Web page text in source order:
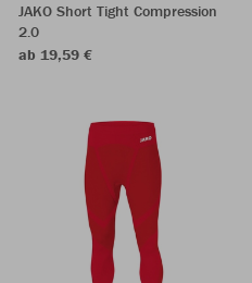
JAKO Short Tight Compression
2.0
ab 19,59 €